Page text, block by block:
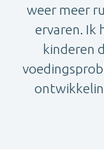
weer meer
ervaren. Ik
kinderen